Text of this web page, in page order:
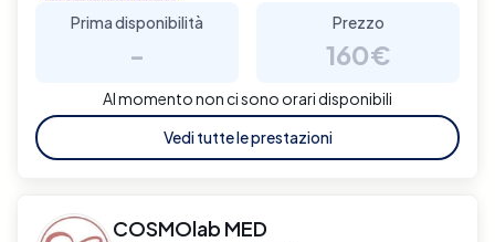
Prima disponibilità
-
Prezzo
160€
Al momento non ci sono orari disponibili
Vedi tutte le prestazioni
COSMOlab MED